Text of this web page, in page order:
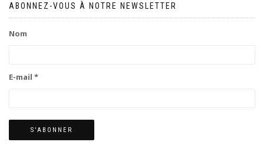
ABONNEZ-VOUS À NOTRE NEWSLETTER
Nom
E-mail *